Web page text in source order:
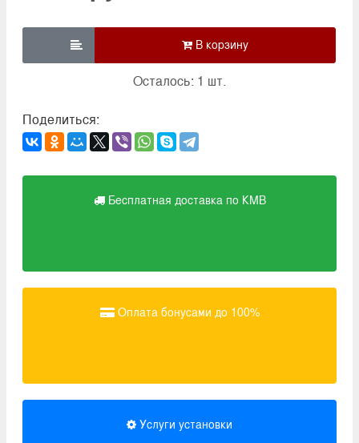

Осталось: 1 шт.
Поделиться:
Бесплатная доставка по КМВ
Оплата бонусами до 100%
Услуги установки